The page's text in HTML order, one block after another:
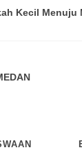
Kecil Menuju
Dari Pakar